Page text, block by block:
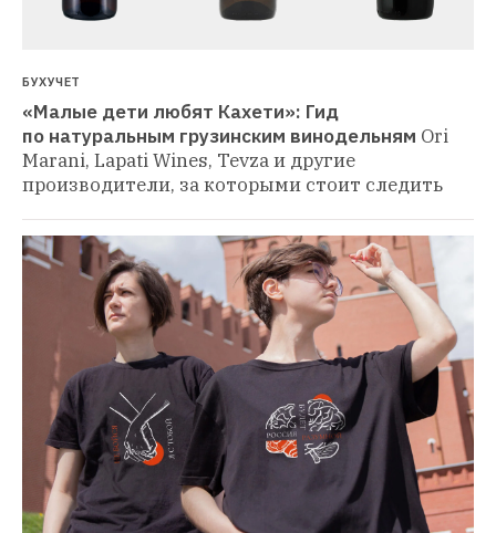
БУХУЧЕТ
«Малые дети любят Кахети»: Гид
по натуральным грузинским винодельням Ori
Marani, Lapati Wines, Tevza и другие
производители, за которыми стоит следить